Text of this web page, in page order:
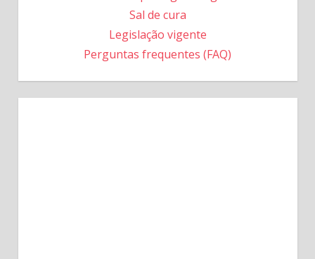
Sal de cura
Legislação vigente
Perguntas frequentes (FAQ)